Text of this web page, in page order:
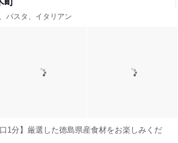
パスタ、イタリアン
1分】厳選した徳島県産食材をお楽しみくだ